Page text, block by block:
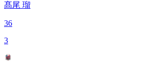
髙尾 瑠
36
3